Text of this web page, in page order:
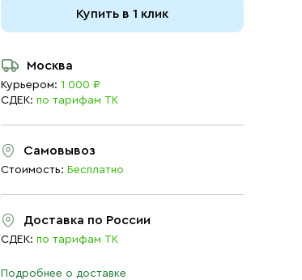
Купить в 1 клик
Москва
Курьером: 1 000 ₽
СДЕК: по тарифам ТК
Самовывоз
Стоимость: Бесплатно
Доставка по России
СДЕК: по тарифам ТК
Подробнее о доставке